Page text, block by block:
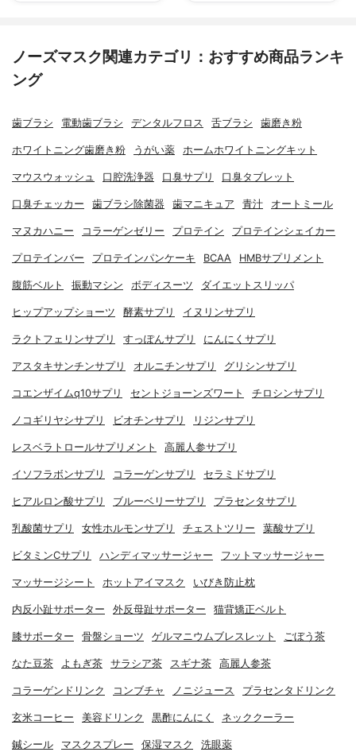
ノーズマスク関連カテゴリ：おすすめ商品ランキ
ング
歯ブラシ 電動歯ブラシ デンタルフロス 舌ブラシ 歯磨き粉
ホワイトニング歯磨き粉 うがい薬 ホームホワイトニングキット
マウスウォッシュ 口腔洗浄器 口臭サプリ 口臭タブレット
口臭チェッカー 歯ブラシ除菌器 歯マニキュア 青汁 オートミール
マヌカハニー コラーゲンゼリー プロテイン プロテインシェイカー
プロテインバー プロテインパンケーキ BCAA HMBサプリメント
腹筋ベルト 振動マシン ボディスーツ ダイエットスリッパ
ヒップアップショーツ 酵素サプリ イヌリンサプリ
ラクトフェリンサプリ すっぽんサプリ にんにくサプリ
アスタキサンチンサプリ オルニチンサプリ グリシンサプリ
コエンザイムq10サプリ セントジョーンズワート チロシンサプリ
ノコギリヤシサプリ ビオチンサプリ リジンサプリ
レスベラトロールサプリメント 高麗人参サプリ
イソフラボンサプリ コラーゲンサプリ セラミドサプリ
ヒアルロン酸サプリ ブルーベリーサプリ プラセンタサプリ
乳酸菌サプリ 女性ホルモンサプリ チェストツリー 葉酸サプリ
ビタミンCサプリ ハンディマッサージャー フットマッサージャー
マッサージシート ホットアイマスク いびき防止枕
内反小趾サポーター 外反母趾サポーター 猫背矯正ベルト
膝サポーター 骨盤ショーツ ゲルマニウムブレスレット ごぼう茶
なた豆茶 よもぎ茶 サラシア茶 スギナ茶 高麗人参茶
コラーゲンドリンク コンブチャ ノニジュース プラセンタドリンク
玄米コーヒー 美容ドリンク 黒酢にんにく ネッククーラー
鍼シール マスクスプレー 保湿マスク 洗眼薬